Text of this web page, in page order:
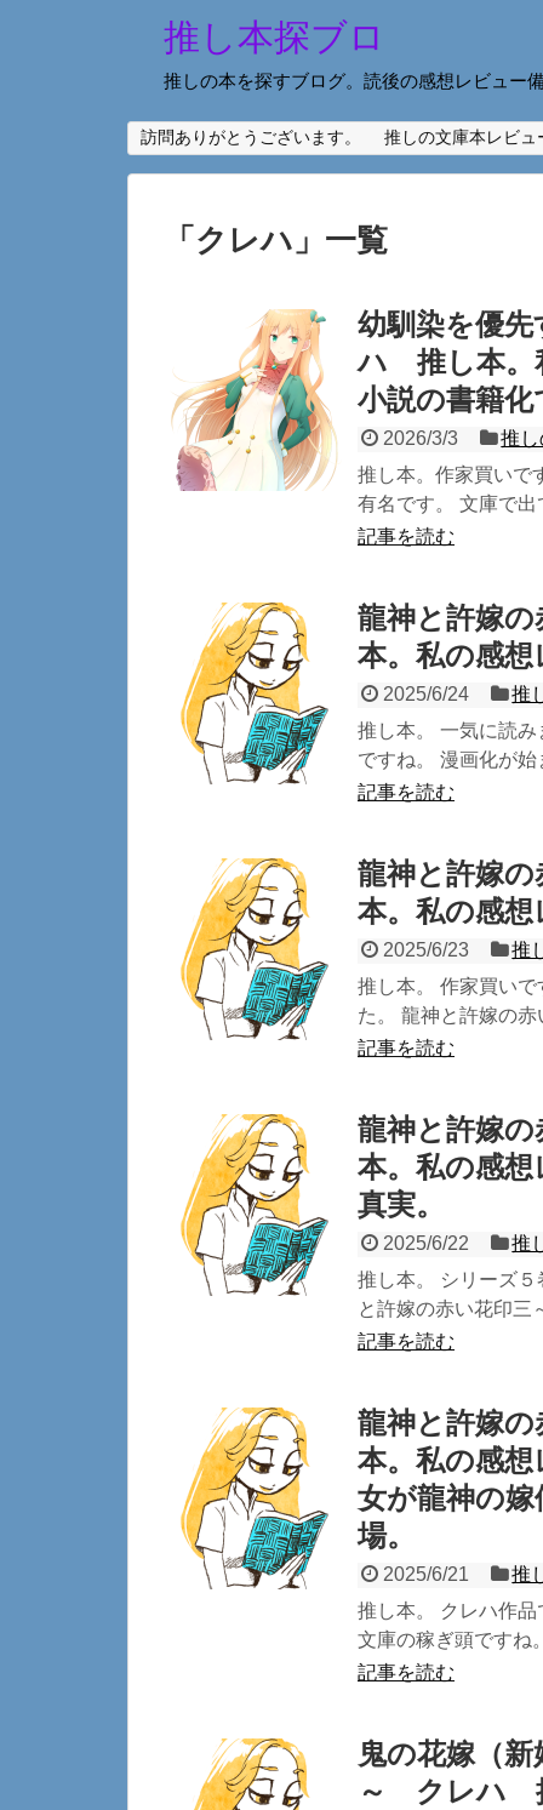
推し本探ブロ
推しの本を探すブログ。読後の感想レビュー
訪問ありがとうございます。 推しの文庫本レビュ
「 クレハ 」 一覧
幼馴染を優
ハ 推し本。
小説の書籍
2026/3/3
推
推し本。作家買いで
有名です。 文庫で
記事を読む
龍神と許嫁
本。私の感
2025/6/24
推
推し本。 一気に読
ですね。 漫画化が
記事を読む
龍神と許嫁
本。私の感
2025/6/23
推
推し本。 作家買い
た。 龍神と許嫁の
記事を読む
龍神と許嫁
本。私の感
真実。
2025/6/22
推
推し本。 シリーズ
と許嫁の赤い花印三
記事を読む
龍神と許嫁
本。私の感
女が龍神の
場。
2025/6/21
推
推し本。 クレハ作
文庫の稼ぎ頭ですね
記事を読む
鬼の花嫁（
～ クレハ